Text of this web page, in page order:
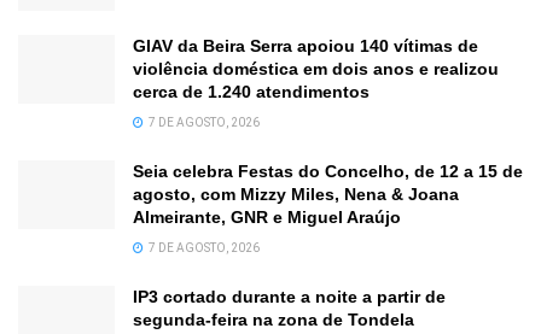
GIAV da Beira Serra apoiou 140 vítimas de
violência doméstica em dois anos e realizou
cerca de 1.240 atendimentos
7 DE AGOSTO, 2026
Seia celebra Festas do Concelho, de 12 a 15 de
agosto, com Mizzy Miles, Nena & Joana
Almeirante, GNR e Miguel Araújo
7 DE AGOSTO, 2026
IP3 cortado durante a noite a partir de
segunda-feira na zona de Tondela